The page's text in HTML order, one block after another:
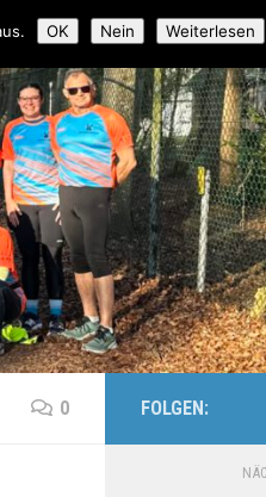
0 FOLGEN:
OK Nein Weiterlesen